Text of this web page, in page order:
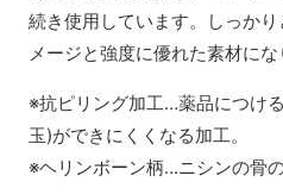
続き使用しています。しっか
メージと強度に優れた素材にな
※抗ピリング加工…薬品につけ
玉)ができにくくなる加工。
※ヘリンボーン柄…ニシンの骨